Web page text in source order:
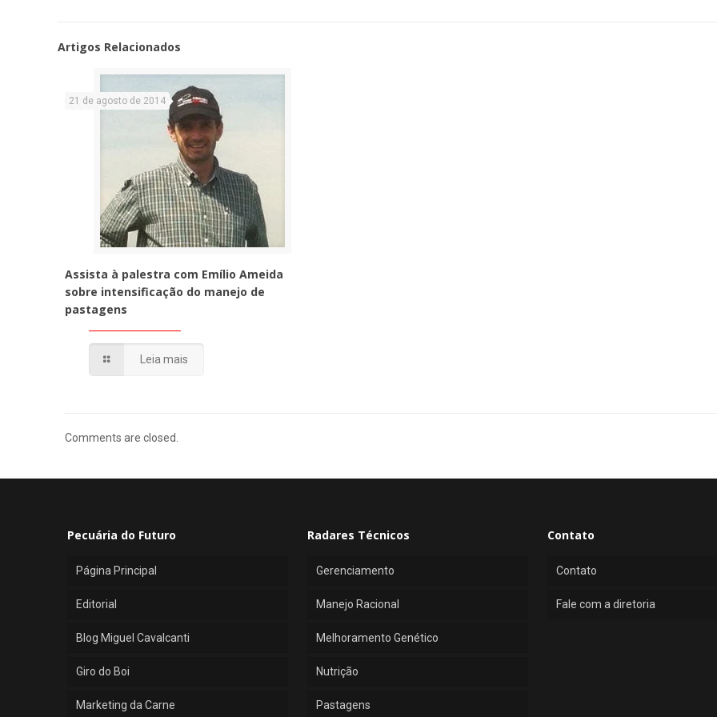
Artigos Relacionados
21 de agosto de 2014
Assista à palestra com Emílio Ameida
sobre intensificação do manejo de
pastagens
Leia mais
Comments are closed.
Pecuária do Futuro
Página Principal
Editorial
Blog Miguel Cavalcanti
Giro do Boi
Marketing da Carne
Radares Técnicos
Gerenciamento
Manejo Racional
Melhoramento Genético
Nutrição
Pastagens
Contato
Contato
Fale com a diretoria